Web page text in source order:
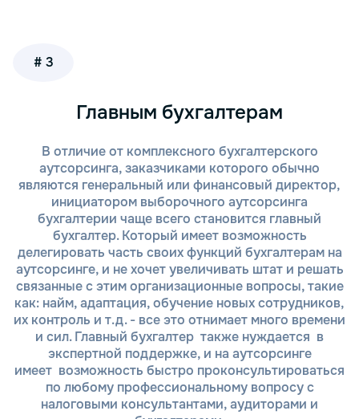
всех деталей мы начинаем сбор
необходимых данных (финансовых отчетов,
для проведения анализа. Мы работаем с
клиентами, обеспечивая полную
конфиденциальность предоставляемой
информации.
Проведение анализа. Наши специалисты
приступают к детальному анализу
финансово-хозяйственной деятельности
вашей компании. Мы используем
современные методы оценки и проверяем
все показатели, чтобы дать вам точные и
объективные результаты.
Предоставление отчетности. После
завершения анализа мы предоставляем вам
детализированный отчет с результатами,
рекомендациями и выводами. Мы также
готовы обсудить с вами любые вопросы и
# 3
Главным бухгалтерам
В отличие от комплексного бухгалтерского
аутсорсинга, заказчиками которого обычно
являются генеральный или финансовый директор,
инициатором выборочного аутсорсинга
бухгалтерии чаще всего становится главный
бухгалтер. Который имеет возможность
делегировать часть своих функций бухгалтерам на
аутсорсинге, и не хочет увеличивать штат и решать
связанные с этим организационные вопросы, такие
как: найм, адаптация, обучение новых сотрудников,
их контроль и т.д. - все это отнимает много времени
и сил. Главный бухгалтер также нуждается в
экспертной поддержке, и на аутсорсинге
имеет возможность быстро проконсультироваться
по любому профессиональному вопросу с
налоговыми консультантами, аудиторами и